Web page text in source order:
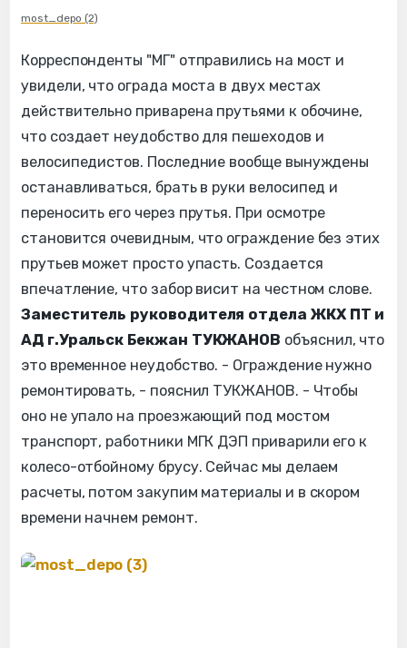
most_depo (2)
Корреспонденты "МГ" отправились на мост и
увидели, что ограда моста в двух местах
действительно приварена прутьями к обочине,
что создает неудобство для пешеходов и
велосипедистов. Последние вообще вынуждены
останавливаться, брать в руки велосипед и
переносить его через прутья. При осмотре
становится очевидным, что ограждение без этих
прутьев может просто упасть. Создается
впечатление, что забор висит на честном слове.
Заместитель руководителя отдела ЖКХ ПТ и
АД г.Уральск Бекжан ТУКЖАНОВ объяснил, что
это временное неудобство. - Ограждение нужно
ремонтировать, - пояснил ТУКЖАНОВ. - Чтобы
оно не упало на проезжающий под мостом
транспорт, работники МГК ДЭП приварили его к
колесо-отбойному брусу. Сейчас мы делаем
расчеты, потом закупим материалы и в скором
времени начнем ремонт.